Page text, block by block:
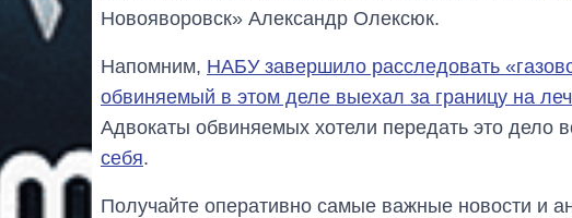
Новояворовск» Александр Олексюк.
Напомним, НАБУ завершило расследовать
обвиняемый в этом деле выехал за границу на
Адвокаты обвиняемых хотели передать это дело
себя.
Получайте оперативно самые важные новости и